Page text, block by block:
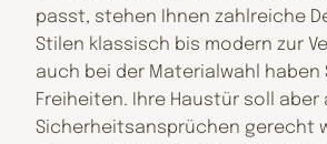
passt, stehen Ihnen zahlreiche
Stilen klassisch bis modern zur
auch bei der Materialwahl haben
Freiheiten. Ihre Haustür soll aber
Sicherheitsansprüchen gerecht